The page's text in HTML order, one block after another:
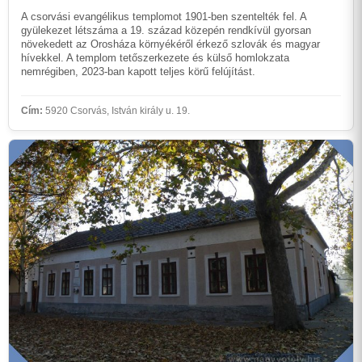
A csorvási evangélikus templomot 1901-ben szentelték fel. A
gyülekezet létszáma a 19. század közepén rendkívül gyorsan
növekedett az Orosháza környékéről érkező szlovák és magyar
hívekkel. A templom tetőszerkezete és külső homlokzata
nemrégiben, 2023-ban kapott teljes körű felújítást.
Cím: 5920 Csorvás, István király u. 19.